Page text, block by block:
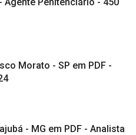
Morato - SP em PDF -
- MG em PDF - Analista